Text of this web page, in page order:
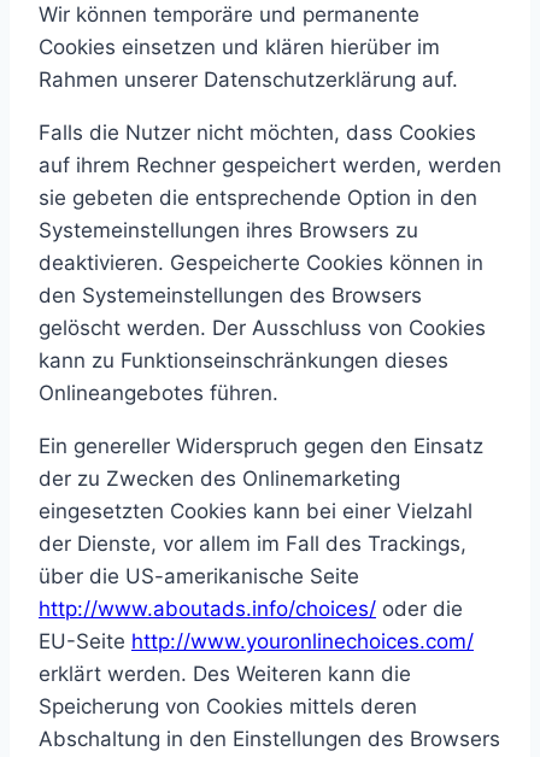
Wir können temporäre und permanente
Cookies einsetzen und klären hierüber im
Rahmen unserer Datenschutzerklärung auf.
Falls die Nutzer nicht möchten, dass Cookies
auf ihrem Rechner gespeichert werden, werden
sie gebeten die entsprechende Option in den
Systemeinstellungen ihres Browsers zu
deaktivieren. Gespeicherte Cookies können in
den Systemeinstellungen des Browsers
gelöscht werden. Der Ausschluss von Cookies
kann zu Funktionseinschränkungen dieses
Onlineangebotes führen.
Ein genereller Widerspruch gegen den Einsatz
der zu Zwecken des Onlinemarketing
eingesetzten Cookies kann bei einer Vielzahl
der Dienste, vor allem im Fall des Trackings,
über die US-amerikanische Seite
http://www.aboutads.info/choices/ oder die
EU-Seite http://www.youronlinechoices.com/
erklärt werden. Des Weiteren kann die
Speicherung von Cookies mittels deren
Abschaltung in den Einstellungen des Browsers